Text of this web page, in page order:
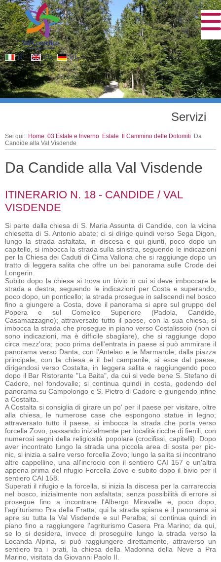
IT EN DE
Servizi
Sei qui: Home 03 Estate e Inverno Estate Il Cammino delle Dolomiti
Da
Candide alla Val Visdende
Da Candide alla Val Visdende
ITINERARIO N. 18 - CANDIDE / VAL
VISDENDE
Si parte dalla chiesa di S. Maria Assunta di Candide, con la vicina
chiesetta di S. Antonio abate; ci si dirige quindi verso Sega Digon,
lungo la strada asfaltata, in discesa e qui giunti, poco dopo un
capitello, si imbocca la strada sulla sinistra, seguendo le indicazioni
per la Chiesa dei Caduti di Cima Vallona che si raggiunge dopo un
tratto di leggera salita che offre un bel panorama sulle Crode dei
Longerin.
Subito dopo la chiesa si trova un bivio in cui si deve imboccare la
strada a destra, seguendo le indicazioni per Costa e superando,
poco dopo, un ponticello; la strada prosegue in saliscendi nel bosco
fino a giungere a Costa, dove il panorama si apre sul gruppo del
Popera e sul Comelico Superiore (Padola, Candide,
Casamazzagno); attraversato tutto il paese, con la sua chiesa, si
imbocca la strada che prosegue in piano verso Costalissoio (non ci
sono indicazioni, ma è difficile sbagliare), che si raggiunge dopo
circa mezz'ora; poco prima dell'entrata in paese si può ammirare il
panorama verso Danta, con l'Antelao e le Marmarole; dalla piazza
principale, con la chiesa e il bel campanile, si esce dal paese,
dirigendosi verso Costalta, in leggera salita e raggiungendo poco
dopo il Bar Ristorante "La Baita", da cui si vede bene S. Stefano di
Cadore, nel fondovalle; si continua quindi in costa, godendo del
panorama su Campolongo e S. Pietro di Cadore e giungendo infine
a Costalta.
A Costalta si consiglia di girare un po' per il paese per visitare, oltre
alla chiesa, le numerose case che espongono statue in legno;
attraversato tutto il paese, si imbocca la strada che porta verso
forcella Zovo, passando inizialmente per località ricche di fienili, con
numerosi segni della religiosità popolare (crocifissi, capitelli). Dopo
aver incontrato lungo la strada una piccola area di sosta per pic-
nic, si inizia a salire verso forcella Zovo; lungo la salita si incontrano
altre cappelline, una all'incrocio con il sentiero CAI 157 e un'altra
appena prima del rifugio Forcella Zovo e subito dopo il bivio per il
sentiero CAI 158.
Superati il rifugio e la forcella, si inizia la discesa per la carrareccia
nel bosco, inizialmente non asfaltata; senza possibilità di errore si
prosegue fino a incontrare l'Albergo Miravalle e, poco dopo,
l'agriturismo Pra della Fratta; qui la strada spiana e il panorama si
apre su tutta la Val Visdende e sul Peralba; si continua quindi in
piano fino a raggiungere l'agriturismo Casera Pra Marino; da qui,
se lo si desidera, invece di proseguire lungo la strada verso la
Locanda Alpina, si può raggiungere direttamente, attraverso un
sentiero tra i prati, la chiesa della Madonna della Neve a Pra
Marino, visitata da Giovanni Paolo II.